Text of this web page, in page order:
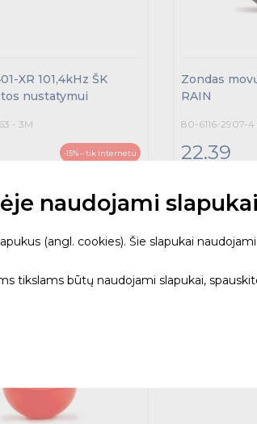
XR 101,4kHz ŠK
nustatymui
- 3M
-15% – tik internetu
(50+) 3 d.d.
Zondas
RAIN
80-6116-2907-4
22.39
Turime
naudojami slapukai
(angl. cookies). Šie slapukai
tikslams būtų naudojami slapukai,